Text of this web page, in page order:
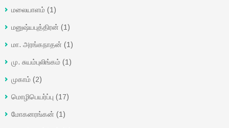
மலையாளம் (1)
மனுஷ்யபுத்திரன் (1)
மா. அரங்கநாதன் (1)
மு. சுயம்புலிங்கம் (1)
முகாம் (2)
மொழிபெயர்ப்பு (17)
மோகனரங்கன் (1)